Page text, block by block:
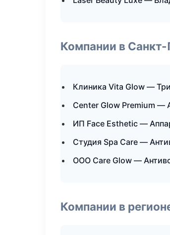
Компании в Санкт-
Клиника Vita Glow —
Center Glow Premium —
ИП Face Esthetic —
Студия Spa Care —
ООО Care Glow —
Компании в